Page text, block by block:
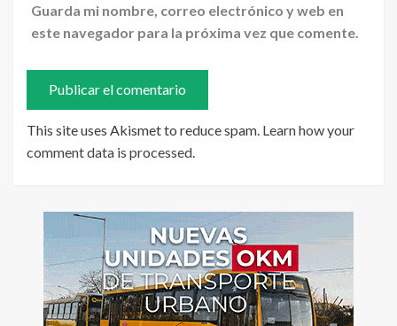
Guarda mi nombre, correo electrónico y web en
este navegador para la próxima vez que comente.
This site uses Akismet to reduce spam. Learn how your
comment data is processed.